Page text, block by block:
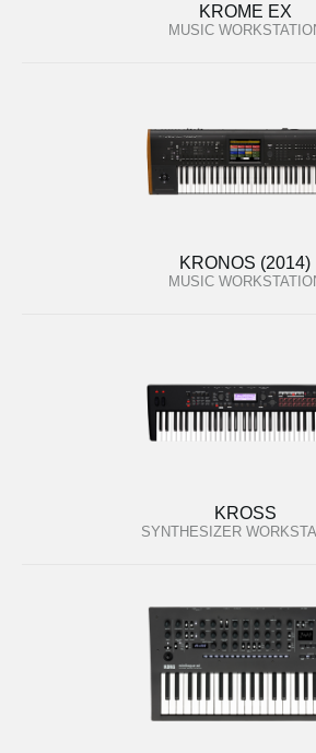
KROME EX
MUSIC
KRONOS (2014)
MUSIC
KROSS
SYNTHESIZER